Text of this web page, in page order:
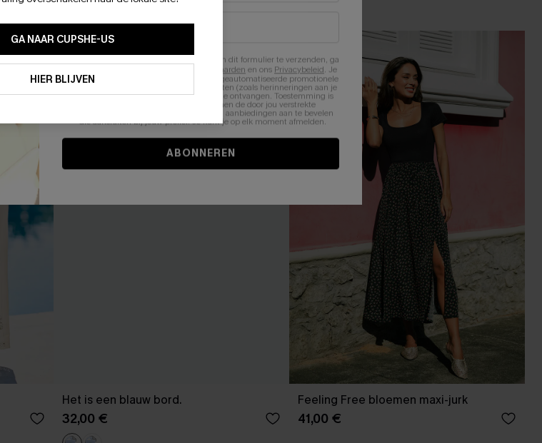
NIEUW
Het is een blauw bord.
32,00 €
Feeling Free bloemen maxi-jurk
41,00 €
GA NAAR CUPSHE-US
HIER BLIJVEN
Door je contactgegevens in te vullen en dit formulier te verzenden, ga
Algemene Voorwaarden en ons Privacybeleid. Je
stemt er tevens mee in om herhaalde geautomatiseerde promotionele
en gepersonaliseerde marketingberichten (zoals herinneringen aan je
winkelwagen) en e-mails van Cupshe te ontvangen. Toestemming is
niet vereist voor een aankoop. We kunnen de door jou verstrekte
informatie gebruiken om producten en aanbiedingen aan te bevelen
die aansluiten bij jouw profiel. Je kunt je op elk moment afmelden.
ABONNEREN